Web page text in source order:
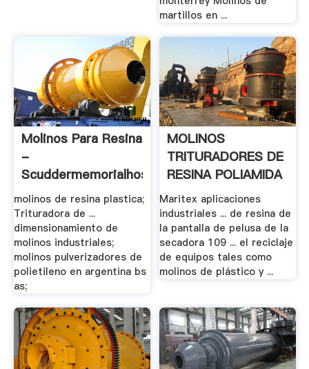
martillos en ...
Molinos Para Resina
-
Scuddermemorialhospital
molinos de resina plastica;
Trituradora de ...
dimensionamiento de
molinos industriales;
molinos pulverizadores de
polietileno en argentina bs
as;
MOLINOS
TRITURADORES DE
RESINA POLIAMIDA
Maritex aplicaciones
industriales ... de resina de
la pantalla de pelusa de la
secadora 109 ... el reciclaje
de equipos tales como
molinos de plástico y ...